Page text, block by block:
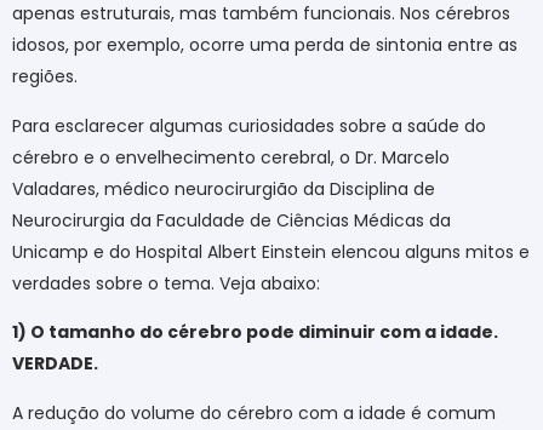
apenas estruturais, mas também funcionais. Nos cérebros
idosos, por exemplo, ocorre uma perda de sintonia entre as
regiões.
Para esclarecer algumas curiosidades sobre a saúde do
cérebro e o envelhecimento cerebral, o Dr. Marcelo
Valadares, médico neurocirurgião da Disciplina de
Neurocirurgia da Faculdade de Ciências Médicas da
Unicamp e do Hospital Albert Einstein elencou alguns mitos e
verdades sobre o tema. Veja abaixo:
1) O tamanho do cérebro pode diminuir com a idade.
VERDADE.
A redução do volume do cérebro com a idade é comum